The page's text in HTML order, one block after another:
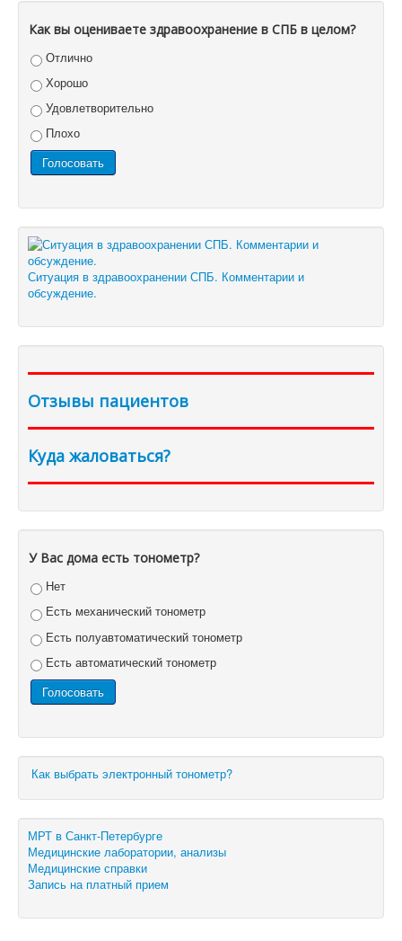
Как вы оцениваете здравоохранение в СПБ в целом?
Отлично
Хорошо
Удовлетворительно
Плохо
Ситуация в здравоохранении СПБ. Комментарии и
обсуждение.
Отзывы пациентов
Куда жаловаться?
У Вас дома есть тонометр?
Нет
Есть механический тонометр
Есть полуавтоматический тонометр
Есть автоматический тонометр
Как выбрать электронный тонометр?
МРТ в Санкт-Петербурге
Медицинские лаборатории, анализы
Медицинские справки
Запись на платный прием